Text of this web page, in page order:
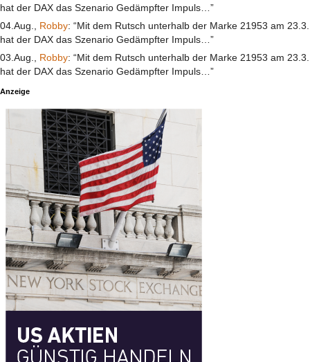
hat der DAX das Szenario Gedämpfter Impuls…”
04.Aug., Robby: “Mit dem Rutsch unterhalb der Marke 21953 am 23.3.
hat der DAX das Szenario Gedämpfter Impuls…”
03.Aug., Robby: “Mit dem Rutsch unterhalb der Marke 21953 am 23.3.
hat der DAX das Szenario Gedämpfter Impuls…”
Anzeige